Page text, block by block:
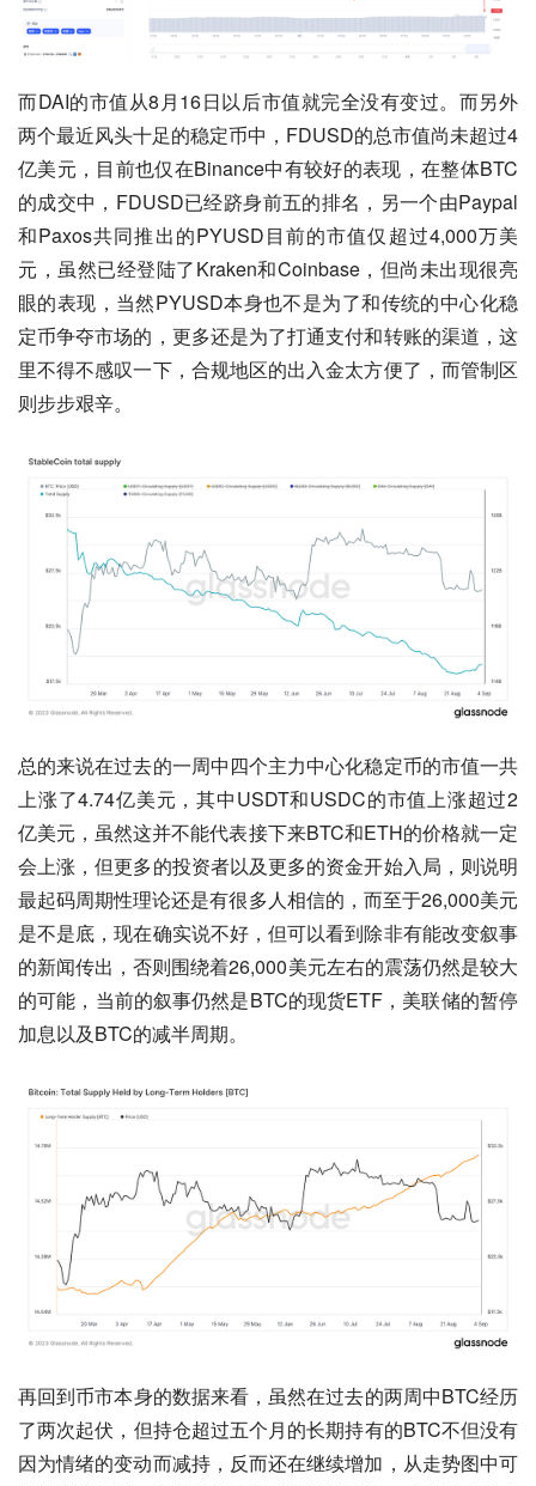
而DAI的市值从8月16日以后市值就完全没有变过。而另外
两个最近风头十足的稳定币中，FDUSD的总市值尚未超过4
亿美元，目前也仅在Binance中有较好的表现，在整体BTC
的成交中，FDUSD已经跻身前五的排名，另一个由Paypal
和Paxos共同推出的PYUSD目前的市值仅超过4,000万美
元，虽然已经登陆了Kraken和Coinbase，但尚未出现很亮
眼的表现，当然PYUSD本身也不是为了和传统的中心化稳
定币争夺市场的，更多还是为了打通支付和转账的渠道，这
里不得不感叹一下，合规地区的出入金太方便了，而管制区
则步步艰辛。
总的来说在过去的一周中四个主力中心化稳定币的市值一共
上涨了4.74亿美元，其中USDT和USDC的市值上涨超过2
亿美元，虽然这并不能代表接下来BTC和ETH的价格就一定
会上涨，但更多的投资者以及更多的资金开始入局，则说明
最起码周期性理论还是有很多人相信的，而至于26,000美元
是不是底，现在确实说不好，但可以看到除非有能改变叙事
的新闻传出，否则围绕着26,000美元左右的震荡仍然是较大
的可能，当前的叙事仍然是BTC的现货ETF，美联储的暂停
加息以及BTC的减半周期。
再回到币市本身的数据来看，虽然在过去的两周中BTC经历
了两次起伏，但持仓超过五个月的长期持有的BTC不但没有
因为情绪的变动而减持，反而还在继续增加，从走势图中可